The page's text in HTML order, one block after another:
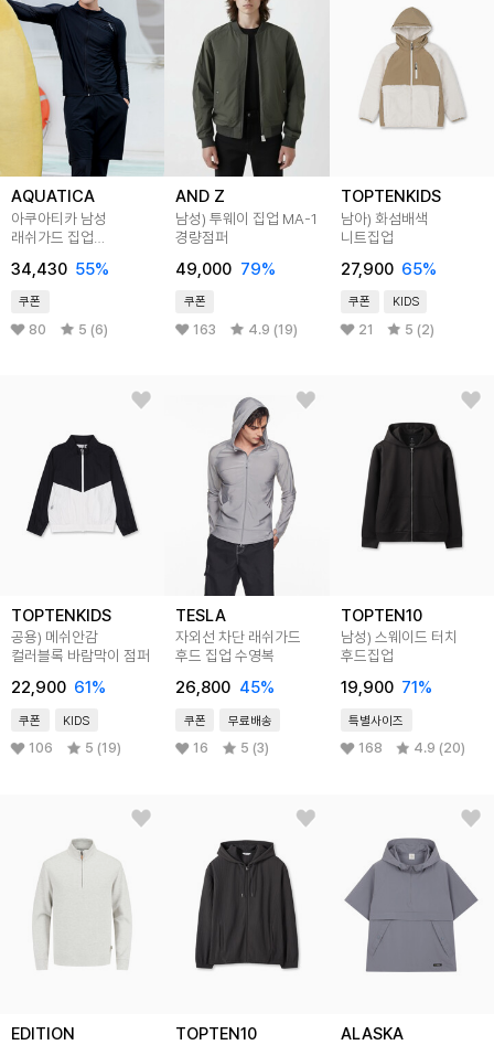
AQUATICA
아쿠아티카 남성
래쉬가드 집업
레깅스반바지세트
34,430 55%
쿠폰
80 5 (6)
AND Z
남성) 투웨이 집업 MA-1
경량점퍼
49,000 79%
쿠폰
163 4.9 (19)
TOPTENKIDS
남아) 화섬배색
니트집업
27,900 65%
쿠폰 KIDS
21 5 (2)
TOPTENKIDS
공용) 메쉬안감
컬러블록 바람막이 점퍼
22,900 61 %
쿠폰 KIDS
106 5 (19)
TESLA
자외선 차단 래쉬가드
후드 집업 수영복
26,800 45%
쿠폰 무료배송
16 5 (3)
TOPTEN10
남성) 스웨이드 터치
후드집업
19,900 71 %
특별사이즈
168 4.9 (20)
EDITION TOPTEN10 ALASKA